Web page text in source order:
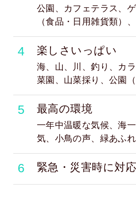
公園、カフェテラス、
（食品・日用雑貨類）
4 楽しさいっぱい
海、山、川、釣り、カ
菜園、山菜採り、公園（
5 最高の環境
一年中温暖な気候、海
気、小鳥の声、緑あふ
6 緊急・災害時に対